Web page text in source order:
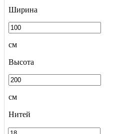
Ширина
см
Высота
см
Нитей